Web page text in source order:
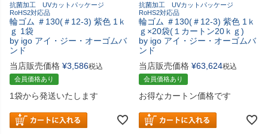
抗菌加工 UVカットパッケージ
RoHS2対応品
輪ゴム ＃130(＃12-3) 紫色 1ｋ
ｇ 1袋
by igo アイ・ジー・オーゴムバ
ンド
当店販売価格 ¥3,586税込
会員価格あり
1袋から発送いたします
抗菌加工 UVカットパッケージ
RoHS2対応品
輪ゴム ＃130(＃12-3) 紫色 1ｋ
ｇ×20袋(１カートン20ｋｇ)
by igo アイ・ジー・オーゴムバ
ンド
当店販売価格 ¥63,624税込
会員価格あり
お得なカートン価格です